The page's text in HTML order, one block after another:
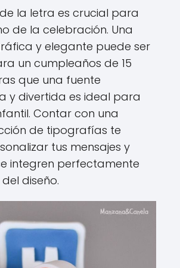
la letra es crucial para
de la celebración. Una
y elegante puede ser
un cumpleaños de 15
que una fuente
y divertida es ideal para
Contar con una
de tipografías te
tus mensajes y
integren perfectamente
diseño.